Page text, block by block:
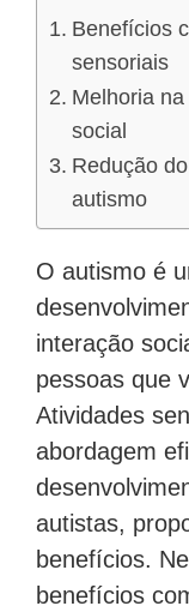
Benefícios
sensoriais
Melhoria
social
Redução
autismo
O autismo é
interação
pessoas que
Atividades
abordagem
autistas,
benefícios.
benefícios